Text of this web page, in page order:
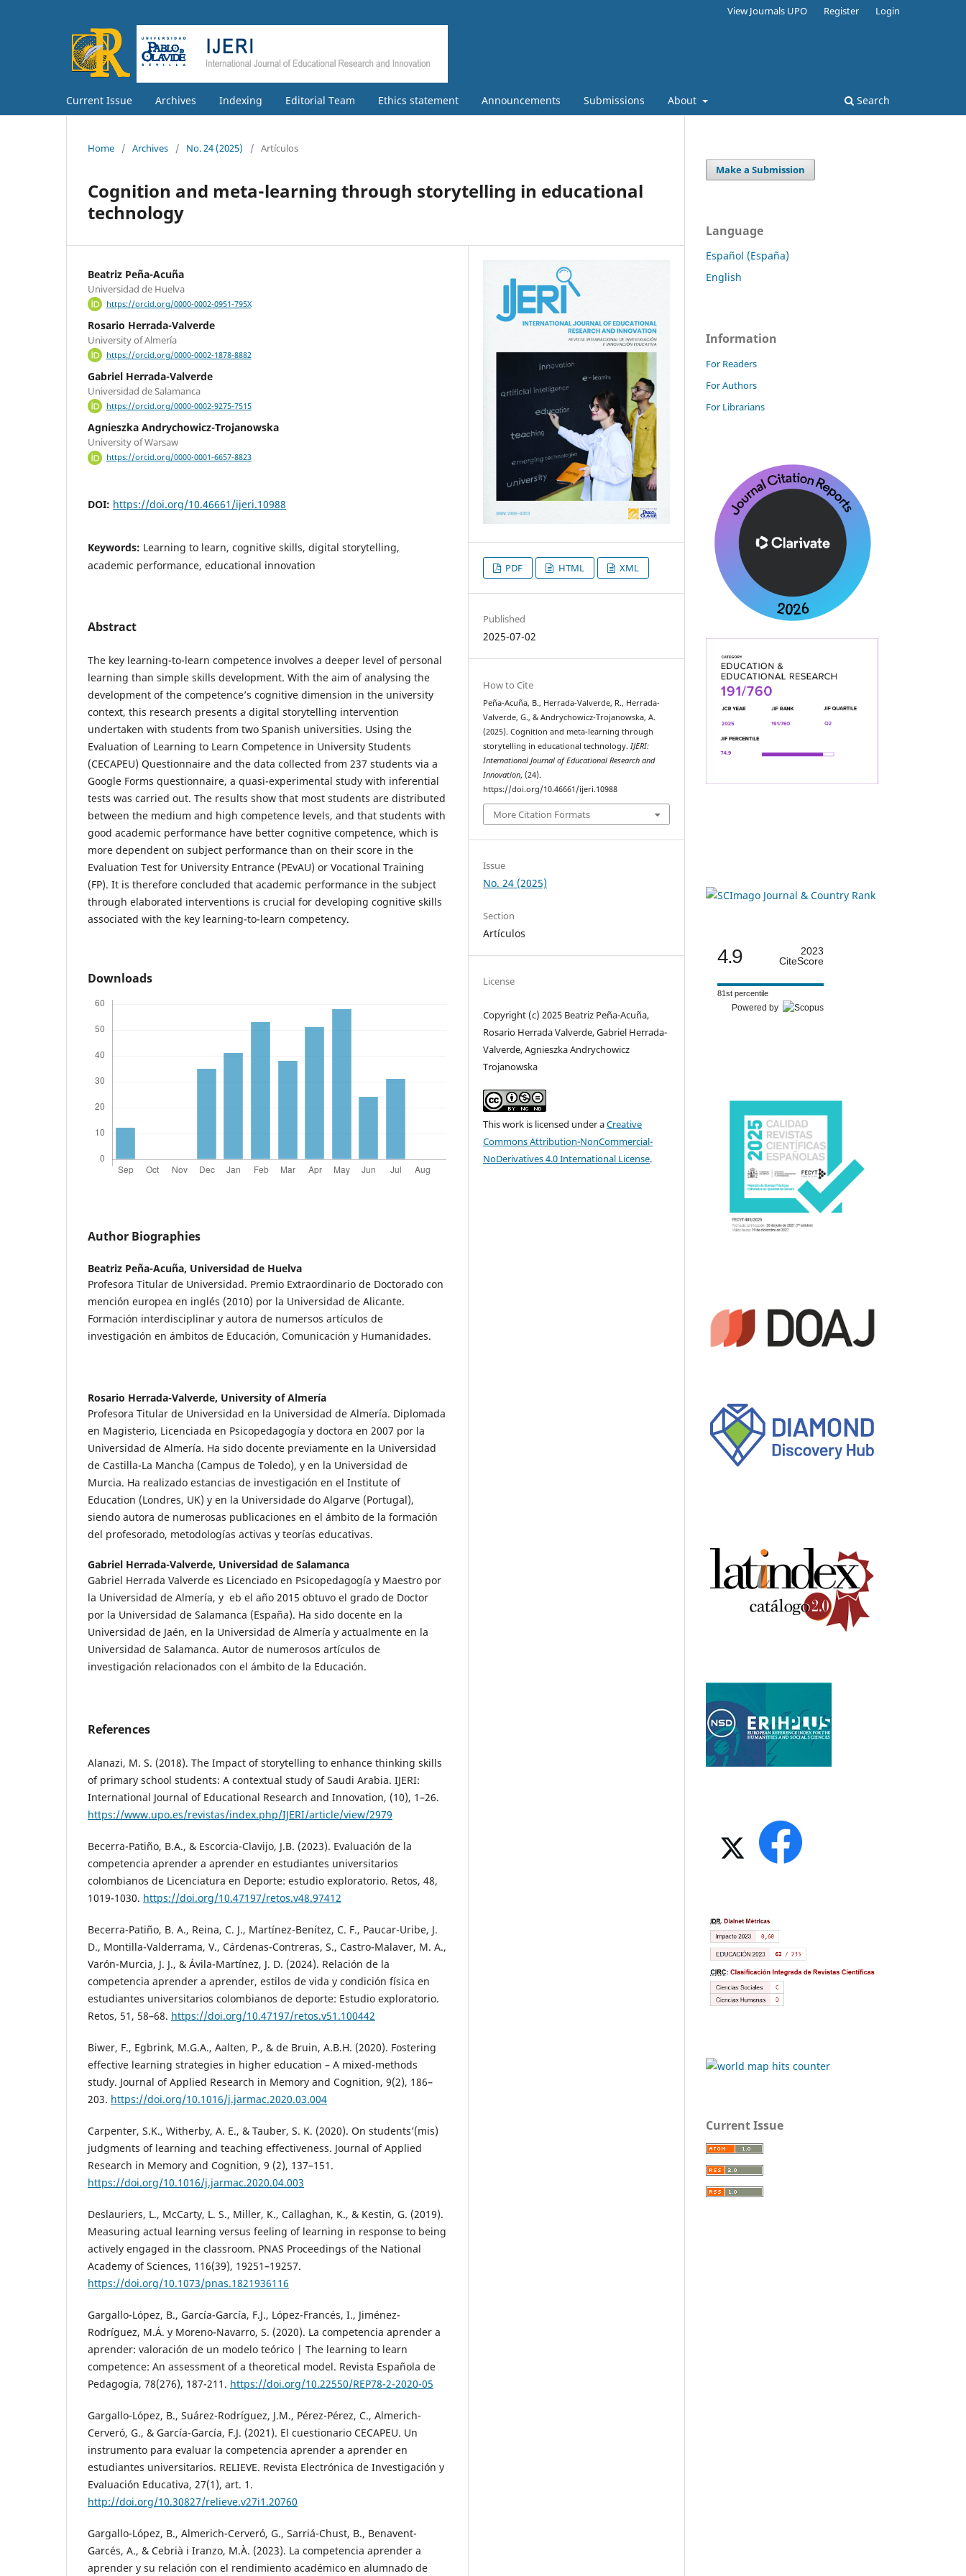
Current Issue Archives Indexing Editorial Team Ethics statement Announcements Submissions About Search
View Journals UPO Register Login
Home / Archives / No. 24 (2025) / Artículos
Cognition and meta-learning through storytelling in educational
technology
Beatriz Peña-Acuña
Universidad de Huelva
https://orcid.org/0000-0002-0951-795X
Rosario Herrada-Valverde
University of Almería
https://orcid.org/0000-0002-1878-8882
Gabriel Herrada-Valverde
Universidad de Salamanca
https://orcid.org/0000-0002-9275-7515
Agnieszka Andrychowicz-Trojanowska
University of Warsaw
https://orcid.org/0000-0001-6657-8823
DOI: https://doi.org/10.46661/ijeri.10988
Keywords: Learning to learn, cognitive skills, digital storytelling,
academic performance, educational innovation
Abstract
The key learning-to-learn competence involves a deeper level of personal
learning than simple skills development. With the aim of analysing the
development of the competence’s cognitive dimension in the university
context, this research presents a digital storytelling intervention
undertaken with students from two Spanish universities. Using the
Evaluation of Learning to Learn Competence in University Students
(CECAPEU) Questionnaire and the data collected from 237 students via a
Google Forms questionnaire, a quasi-experimental study with inferential
tests was carried out. The results show that most students are distributed
between the medium and high competence levels, and that students with
good academic performance have better cognitive competence, which is
more dependent on subject performance than on their score in the
Evaluation Test for University Entrance (PEvAU) or Vocational Training
(FP). It is therefore concluded that academic performance in the subject
through elaborated interventions is crucial for developing cognitive skills
associated with the key learning-to-learn competency.
Downloads
Author Biographies
Beatriz Peña-Acuña, Universidad de Huelva
Profesora Titular de Universidad. Premio Extraordinario de Doctorado con
mención europea en inglés (2010) por la Universidad de Alicante.
Formación interdisciplinar y autora de numersos artículos de
investigación en ámbitos de Educación, Comunicación y Humanidades.
Rosario Herrada-Valverde, University of Almería
Profesora Titular de Universidad en la Universidad de Almería. Diplomada
en Magisterio, Licenciada en Psicopedagogía y doctora en 2007 por la
Universidad de Almería. Ha sido docente previamente en la Universidad
de Castilla-La Mancha (Campus de Toledo), y en la Universidad de
Murcia. Ha realizado estancias de investigación en el Institute of
Education (Londres, UK) y en la Universidade do Algarve (Portugal),
siendo autora de numerosas publicaciones en el ámbito de la formación
del profesorado, metodologías activas y teorías educativas.
Gabriel Herrada-Valverde, Universidad de Salamanca
Gabriel Herrada Valverde es Licenciado en Psicopedagogía y Maestro por
la Universidad de Almería, y eb el año 2015 obtuvo el grado de Doctor
por la Universidad de Salamanca (España). Ha sido docente en la
Universidad de Jaén, en la Universidad de Almería y actualmente en la
Universidad de Salamanca. Autor de numerosos artículos de
investigación relacionados con el ámbito de la Educación.
References
Alanazi, M. S. (2018). The Impact of storytelling to enhance thinking skills
of primary school students:‎ A contextual study of Saudi Arabia. IJERI:
International Journal of Educational Research and Innovation, (10), 1–26.
https://www.upo.es/revistas/index.php/IJERI/article/view/2979
Becerra-Patiño, B.A., & Escorcia-Clavijo, J.B. (2023). Evaluación de la
competencia aprender a aprender en estudiantes universitarios
colombianos de Licenciatura en Deporte: estudio exploratorio. Retos, 48,
1019-1030. https://doi.org/10.47197/retos.v48.97412
Becerra-Patiño, B. A., Reina, C. J., Martínez-Benítez, C. F., Paucar-Uribe, J.
D., Montilla-Valderrama, V., Cárdenas-Contreras, S., Castro-Malaver, M. A.,
Varón-Murcia, J. J., & Ávila-Martínez, J. D. (2024). Relación de la
competencia aprender a aprender, estilos de vida y condición física en
estudiantes universitarios colombianos de deporte: Estudio exploratorio.
Retos, 51, 58–68. https://doi.org/10.47197/retos.v51.100442
Biwer, F., Egbrink, M.G.A., Aalten, P., & de Bruin, A.B.H. (2020). Fostering
effective learning strategies in higher education – A mixed-methods
study. Journal of Applied Research in Memory and Cognition, 9(2), 186–
203. https://doi.org/10.1016/j.jarmac.2020.03.004
Carpenter, S.K., Witherby, A. E., & Tauber, S. K. (2020). On students’(mis)
judgments of learning and teaching effectiveness. Journal of Applied
Research in Memory and Cognition, 9 (2), 137–151.
https://doi.org/10.1016/j.jarmac.2020.04.003
Deslauriers, L., McCarty, L. S., Miller, K., Callaghan, K., & Kestin, G. (2019).
Measuring actual learning versus feeling of learning in response to being
actively engaged in the classroom. PNAS Proceedings of the National
Academy of Sciences, 116(39), 19251–19257.
https://doi.org/10.1073/pnas.1821936116
Gargallo-López, B., García-García, F.J., López-Francés, I., Jiménez-
Rodríguez, M.Á. y Moreno-Navarro, S. (2020). La competencia aprender a
aprender: valoración de un modelo teórico | The learning to learn
competence: An assessment of a theoretical model. Revista Española de
Pedagogía, 78(276), 187-211. https://doi.org/10.22550/REP78-2-2020-05
Gargallo-López, B., Suárez-Rodríguez, J.M., Pérez-Pérez, C., Almerich-
Cerveró, G., & García-García, F.J. (2021). El cuestionario CECAPEU. Un
instrumento para evaluar la competencia aprender a aprender en
estudiantes universitarios. RELIEVE. Revista Electrónica de Investigación y
Evaluación Educativa, 27(1), art. 1.
http://doi.org/10.30827/relieve.v27i1.20760
Gargallo-López, B., Almerich-Cerveró, G., Sarriá-Chust, B., Benavent-
Garcés, A., & Cebrià i Iranzo, M.À. (2023). La competencia aprender a
aprender y su relación con el rendimiento académico en alumnado de
PDF HTML XML
Published
2025-07-02
How to Cite
Peña-Acuña, B., Herrada-Valverde, R., Herrada-
Valverde, G., & Andrychowicz-Trojanowska, A.
(2025). Cognition and meta-learning through
storytelling in educational technology. IJERI:
International Journal of Educational Research and
Innovation, (24).
https://doi.org/10.46661/ijeri.10988
More Citation Formats
Issue
No. 24 (2025)
Section
Artículos
License
Copyright (c) 2025 Beatriz Peña-Acuña,
Rosario Herrada Valverde, Gabriel Herrada-
Valverde, Agnieszka Andrychowicz
Trojanowska
This work is licensed under aCreative
Commons Attribution-NonCommercial-
NoDerivatives 4.0 International License.
Make a Submission
Language
Español (España)
English
Information
For Readers
For Authors
For Librarians
4.9
2023
CiteScore
81st percentile
Powered by
Current Issue